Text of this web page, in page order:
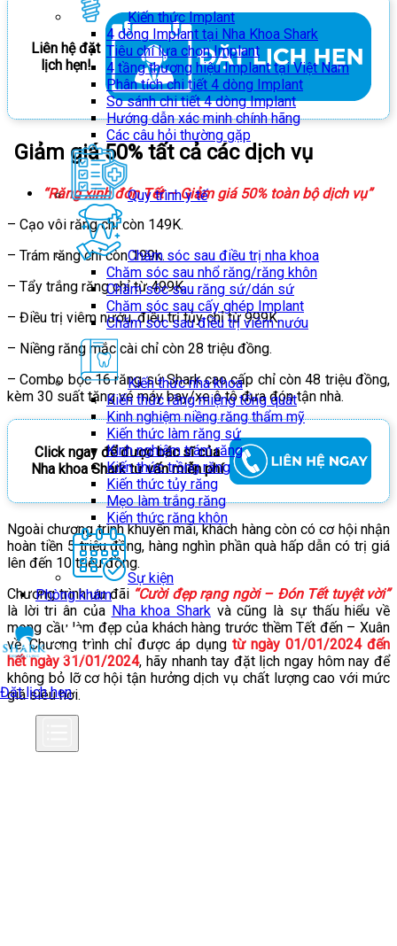
Kiến thức Implant
4 dòng Implant tại Nha Khoa Shark
Tiêu chí lựa chọn Implant
4 tầng thương hiệu Implant tại Việt Nam
Phân tích chi tiết 4 dòng Implant
So sánh chi tiết 4 dòng Implant
Hướng dẫn xác minh chính hãng
Các câu hỏi thường gặp
Quy trình y tế
Chăm sóc sau điều trị nha khoa
Chăm sóc sau nhổ răng/răng khôn
Chăm sóc sau răng sứ/dán sứ
Chăm sóc sau cấy ghép Implant
Chăm sóc sau điều trị viêm nướu
Kiến thức nha khoa
Kiến thức răng miệng tổng quát
Kinh nghiệm niềng răng thẩm mỹ
Kiến thức làm răng sứ
Kinh nghiệm trám răng
Kiến thức trồng răng
Kiến thức tủy răng
Mẹo làm trắng răng
Kiến thức răng khôn
Sự kiện
Phòng khám
Đặt lịch hẹn
Liên hệ đặt
lịch hẹn!
Giảm giá 50% tất cả các dịch vụ
“Răng xinh đón Tết – Giảm giá 50% toàn bộ dịch vụ”
– Cạo vôi răng chỉ còn 149K.
– Trám răng chỉ còn 199k.
– Tẩy trắng răng chỉ từ 499K.
– Điều trị viêm nướu, điều trị tủy chỉ từ 999K.
– Niềng răng mắc cài chỉ còn 28 triệu đồng.
– Combo bọc 16 răng sứ Shark cao cấp chỉ còn 48 triệu đồng,
kèm 30 suất tặng vé máy bay/xe ô tô đưa đón tận nhà.
Click ngay để được bác sĩ của
Nha khoa Shark tư vấn miễn phí
Ngoài chương trình khuyến mãi, khách hàng còn có cơ hội nhận
hoàn tiền 5 triệu đồng, hàng nghìn phần quà hấp dẫn có trị giá
lên đến 10 triệu đồng.
Chương trình ưu đãi “Cười đẹp rạng ngời – Đón Tết tuyệt vời”
là lời tri ân của Nha khoa Shark và cũng là sự thấu hiểu về
mong cầu làm đẹp của khách hàng trước thềm Tết đến – Xuân
về. Chương trình chỉ được áp dụng từ ngày 01/01/2024 đến
hết ngày 31/01/2024, hãy nhanh tay đặt lịch ngay hôm nay để
không bỏ lỡ cơ hội tận hưởng dịch vụ chất lượng cao với mức
giá siêu hời.